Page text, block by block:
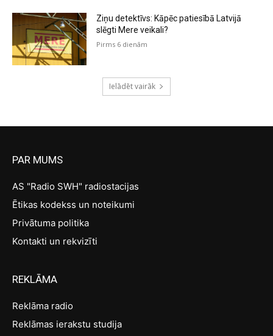
Ziņu detektīvs: Kāpēc patiesībā Latvijā
slēgti Mere veikali?
Pirms 6 dienām
Ielādēt vairāk
PAR MUMS
AS "Radio SWH" radiostacijas
Ētikas kodekss un noteikumi
Privātuma politika
Kontakti un rekvizīti
REKLĀMA
Reklāma radio
Reklāmas ierakstu studija